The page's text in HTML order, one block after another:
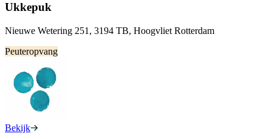
Ukkepuk
Nieuwe Wetering 251, 3194 TB, Hoogvliet Rotterdam
Peuteropvang
Bekijk